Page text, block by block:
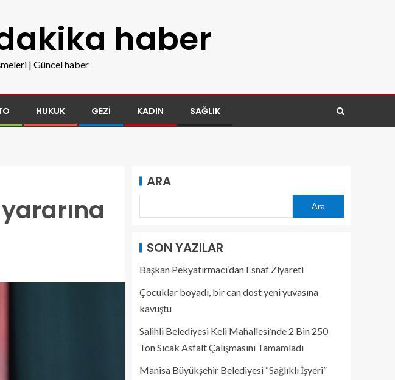
haber
| Güncel haber
HUKUK GEZI KADIN SAĞLIK
ARA
Ara
SON YAZILAR
Başkan Pekyatırmacı’dan Esnaf Ziyareti
Çocuklar boyadı, bir can dost yeni yuvasına
kavuştu
Salihli Belediyesi Keli Mahallesi’nde 2 Bin 250
Ton Sıcak Asfalt Çalışmasını Tamamladı
Manisa Büyükşehir Belediyesi “Sağlıklı İşyeri”